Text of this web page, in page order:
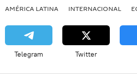
AMÉRICA LATINA INTERNACIONAL
Telegram Twitter